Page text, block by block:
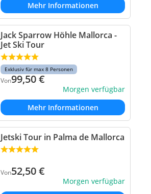
Mehr Informationen
Jack Sparrow Höhle Mallorca -
Jet Ski Tour
Exklusiv für max 8 Personen
Von99,50€
Morgen verfügbar
Mehr Informationen
Jetski Tour in Palma de Mallorca
Von52,50€
Morgen verfügbar